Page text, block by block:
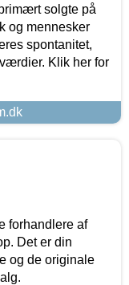
solgte på
og mennesker
spontanitet,
Klik her for
forhandlere af
Det er din
og de originale